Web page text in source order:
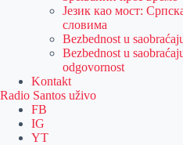
Језик као мост:
словима
Bezbednost u
Bezbednost u
odgovornost
Kontakt
Radio Santos uživo
FB
IG
YT